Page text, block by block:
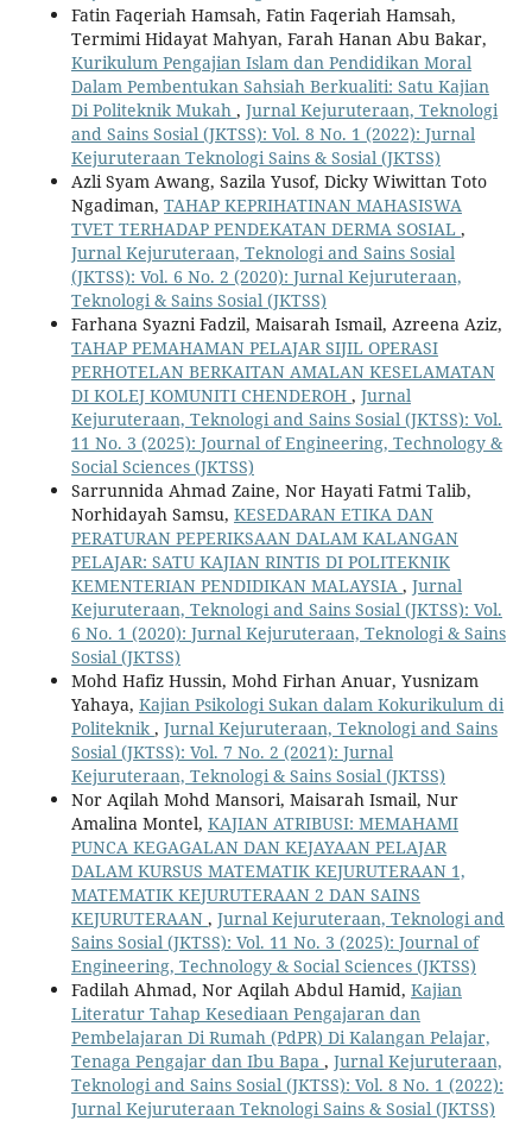
Fatin Faqeriah Hamsah, Fatin Faqeriah Hamsah,
Termimi Hidayat Mahyan, Farah Hanan Abu Bakar,
Kurikulum Pengajian Islam dan Pendidikan Moral
Dalam Pembentukan Sahsiah Berkualiti: Satu Kajian
Di Politeknik Mukah , Jurnal Kejuruteraan, Teknologi
and Sains Sosial (JKTSS): Vol. 8 No. 1 (2022): Jurnal
Kejuruteraan Teknologi Sains & Sosial (JKTSS)
Azli Syam Awang, Sazila Yusof, Dicky Wiwittan Toto
Ngadiman, TAHAP KEPRIHATINAN MAHASISWA
TVET TERHADAP PENDEKATAN DERMA SOSIAL ,
Jurnal Kejuruteraan, Teknologi and Sains Sosial
(JKTSS): Vol. 6 No. 2 (2020): Jurnal Kejuruteraan,
Teknologi & Sains Sosial (JKTSS)
Farhana Syazni Fadzil, Maisarah Ismail, Azreena Aziz,
TAHAP PEMAHAMAN PELAJAR SIJIL OPERASI
PERHOTELAN BERKAITAN AMALAN KESELAMATAN
DI KOLEJ KOMUNITI CHENDEROH , Jurnal
Kejuruteraan, Teknologi and Sains Sosial (JKTSS): Vol.
11 No. 3 (2025): Journal of Engineering, Technology &
Social Sciences (JKTSS)
Sarrunnida Ahmad Zaine, Nor Hayati Fatmi Talib,
Norhidayah Samsu, KESEDARAN ETIKA DAN
PERATURAN PEPERIKSAAN DALAM KALANGAN
PELAJAR: SATU KAJIAN RINTIS DI POLITEKNIK
KEMENTERIAN PENDIDIKAN MALAYSIA , Jurnal
Kejuruteraan, Teknologi and Sains Sosial (JKTSS): Vol.
6 No. 1 (2020): Jurnal Kejuruteraan, Teknologi & Sains
Sosial (JKTSS)
Mohd Hafiz Hussin, Mohd Firhan Anuar, Yusnizam
Yahaya, Kajian Psikologi Sukan dalam Kokurikulum di
Politeknik , Jurnal Kejuruteraan, Teknologi and Sains
Sosial (JKTSS): Vol. 7 No. 2 (2021): Jurnal
Kejuruteraan, Teknologi & Sains Sosial (JKTSS)
Nor Aqilah Mohd Mansori, Maisarah Ismail, Nur
Amalina Montel, KAJIAN ATRIBUSI: MEMAHAMI
PUNCA KEGAGALAN DAN KEJAYAAN PELAJAR
DALAM KURSUS MATEMATIK KEJURUTERAAN 1,
MATEMATIK KEJURUTERAAN 2 DAN SAINS
KEJURUTERAAN , Jurnal Kejuruteraan, Teknologi and
Sains Sosial (JKTSS): Vol. 11 No. 3 (2025): Journal of
Engineering, Technology & Social Sciences (JKTSS)
Fadilah Ahmad, Nor Aqilah Abdul Hamid, Kajian
Literatur Tahap Kesediaan Pengajaran dan
Pembelajaran Di Rumah (PdPR) Di Kalangan Pelajar,
Tenaga Pengajar dan Ibu Bapa , Jurnal Kejuruteraan,
Teknologi and Sains Sosial (JKTSS): Vol. 8 No. 1 (2022):
Jurnal Kejuruteraan Teknologi Sains & Sosial (JKTSS)